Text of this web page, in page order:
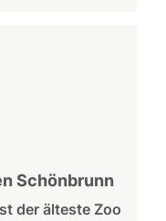
Schönbrunn
der älteste Zoo